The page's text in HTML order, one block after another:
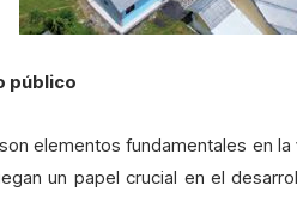
público
elementos fundamentales en
un papel crucial en el